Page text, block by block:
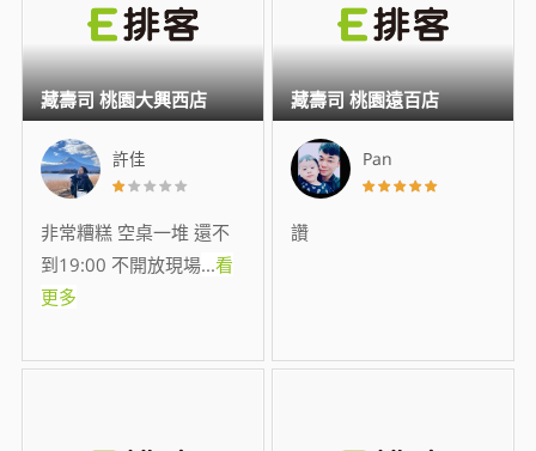
許佳
非常糟糕 空桌一堆 還不
到19:00 不開放現場...看
更多
藏壽司 桃園大興西店
Pan
讚
藏壽司 桃園遠百店